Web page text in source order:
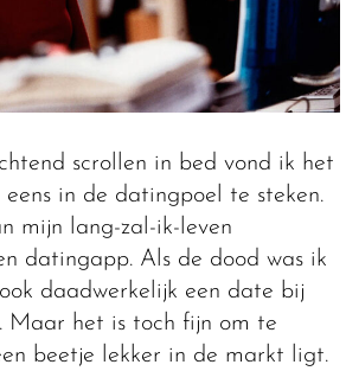
scrollen in bed vond ik het
in de datingpoel te steken.
mijn lang-zal-ik-leven
datingapp. Als de dood was ik
daadwerkelijk een date bij
Maar het is toch fijn om te
beetje lekker in de markt ligt.